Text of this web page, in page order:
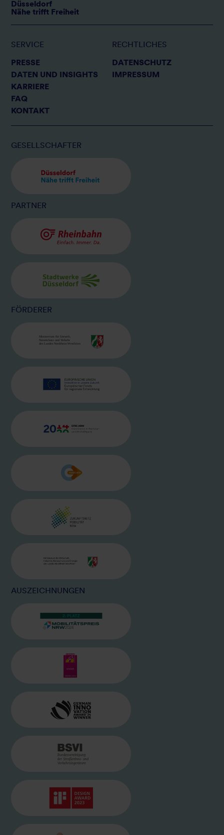
Düsseldorf
Nähe trifft Freiheit
SERVICE
Fußzeile
PRESSE
DATEN UND INSIGHTS
KARRIERE
FAQ
KONTAKT
RECHTLICHES
Rechtliches
DATENSCHUTZ
IMPRESSUM
GESELLSCHAFTER
DÜSSELDORF
PARTNER
RHEINBAHN
STADTWERKE
FÖRDERER
MINISTERIUM FÜR UMWELT,
EU LOGO
EFRE-LOGO
MOBIL NRW
ZUKUNFTSNETZ NRW
MINISTERIUM WIRTSCHAFT,
AUSZEICHNUNGEN
MOBILITÄTSPREIS.NRW 2024
EUROBIKE AWARD
GERMAN INNOVATION AWARD
BSVI LOGO
IF DESIGNAWARD